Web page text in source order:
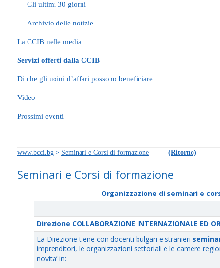
Gli ultimi 30 giorni
Archivio delle notizie
La CCIB nelle media
Servizi offerti dalla CCIB
Di che gli uoini d’affari possono beneficiare
Video
Prossimi eventi
www.bcci.bg > Seminari e Corsi di formazione (Ritorno)
Seminari e Corsi di formazione
Organizzazione di seminari e
Direzione COLLABORAZIONE INTERNAZIONALE ED
La Direzione tiene con docenti bulgari e stranieri
imprenditori, le organizzazioni settoriali e le camere
novita’ in: